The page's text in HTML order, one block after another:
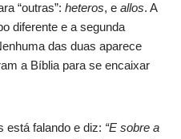
“outras”: heteros, e allos. A
diferente e a segunda
das duas aparece
a Bíblia para se encaixar
está falando e diz: “E sobre a